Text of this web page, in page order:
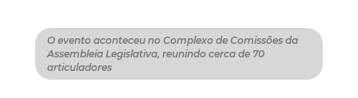
O evento aconteceu no Complexo de Comissões da
Assembleia Legislativa, reunindo cerca de 70
articuladores